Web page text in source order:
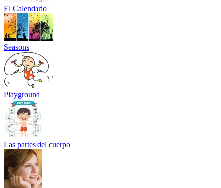
El Calendario
Seasons
Playground
Las partes del cuerpo